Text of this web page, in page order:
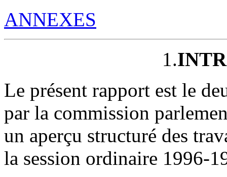
ANNEXES
1.
Le présent rapport est le
par la commission
un aperçu structuré des
la session ordinaire 1996-